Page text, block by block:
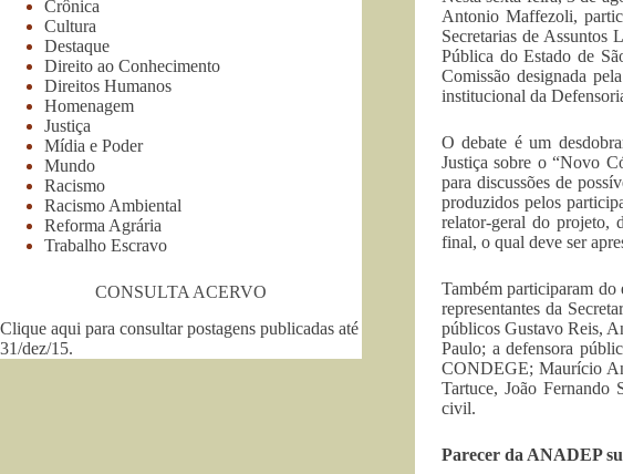
Antonio Maffezoli,
Secretarias de Assuntos
Pública do Estado de
Comissão designada
institucional da
O debate é um
Justiça sobre o “Novo
para discussões de
produzidos pelos
relator-geral do projeto,
final, o qual deve ser
Também participaram
representantes da
públicos Gustavo Reis,
Paulo; a defensora
CONDEGE; Maurício
Tartuce, João Fernando
civil.
Parecer da ANADEP
Crônica
Cultura
Destaque
Direito ao Conhecimento
Direitos Humanos
Homenagem
Justiça
Mídia e Poder
Mundo
Racismo
Racismo Ambiental
Reforma Agrária
Trabalho Escravo
CONSULTA ACERVO
Clique aqui para consultar postagens publicadas até
31/dez/15.